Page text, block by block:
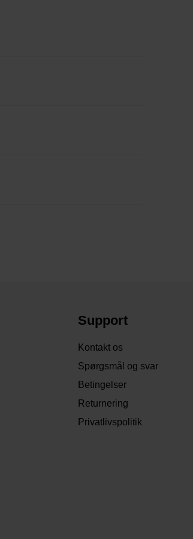
Support
Kontakt os
Spørgsmål og svar
Betingelser
Returnering
Privatlivspolitik